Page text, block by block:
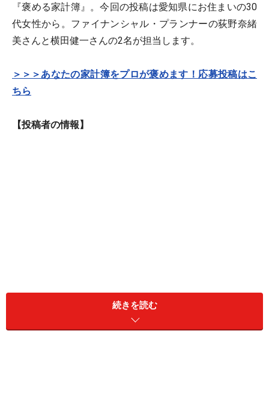
『褒める家計簿』。今回の投稿は愛知県にお住まいの30
代女性から。ファイナンシャル・プランナーの荻野奈緒
美さんと横田健一さんの2名が担当します。
＞＞＞あなたの家計簿をプロが褒めます！応募投稿はこ
ちら
【投稿者の情報】
ペンネーム：ちーすけさん
続きを読む